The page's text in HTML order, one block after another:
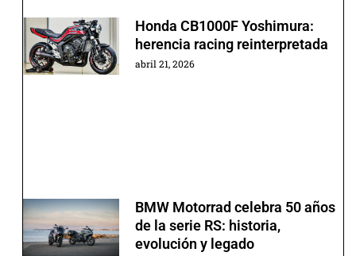
Honda CB1000F Yoshimura:
herencia racing reinterpretada
abril 21, 2026
BMW Motorrad celebra 50 años
de la serie RS: historia,
evolución y legado